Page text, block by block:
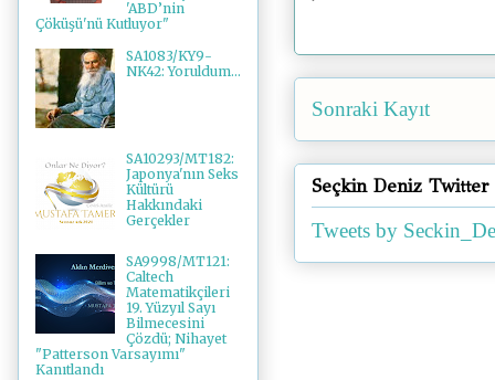
Sonraki Kayıt
Seçkin Deniz Twitter
Tweets by
'ABD’nin
Çöküşü'nü Kutluyor"
SA1083/KY9-
NK42: Yoruldum...
SA10293/MT182:
Japonya'nın Seks
Kültürü
Hakkındaki
Gerçekler
SA9998/MT121:
Caltech
Matematikçileri
19. Yüzyıl Sayı
Bilmecesini
Çözdü; Nihayet
"Patterson Varsayımı"
Kanıtlandı